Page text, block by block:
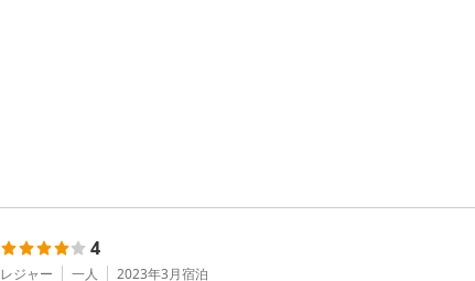
4
レジャー 一人 2023年3月宿泊